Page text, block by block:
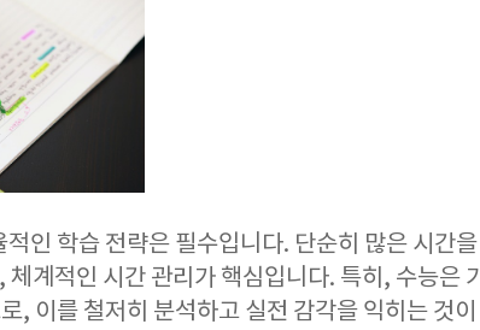
인 학습 전략은 필수입니다. 단순히 많은 시간을
계적인 시간 관리가 핵심입니다. 특히, 수능은 기
, 이를 철저히 분석하고 실전 감각을 익히는 것이